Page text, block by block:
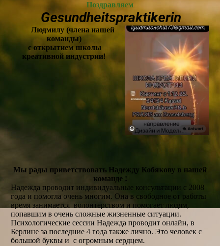
Поздравляем
Gesundheitspraktikerin
Людмилу (члена нашей
команды)
с открытием школы
креативной индустрии!
Мы рады приветствовать Надежду Кобякову в нашей
команде !
Надежда проводит индивидуальные консультации с 2008
года и помогла очень многим. Она в свободное от работы
время занимается волонтерством и помогает людям,
попавшим в очень сложные жизненные ситуации.
Психологические сессии Надежда проводит онлайн, в
Берлине за последние 4 года также лично. Это человек с
большой буквы и с огромным сердцем.